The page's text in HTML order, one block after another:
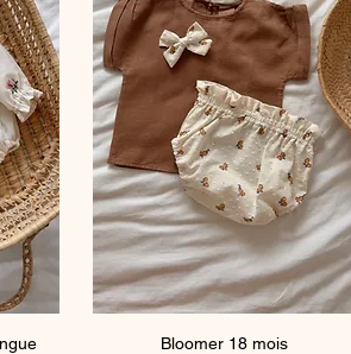
Quick View
Bloomer 18 mois